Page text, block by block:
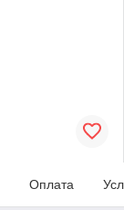
Оплата